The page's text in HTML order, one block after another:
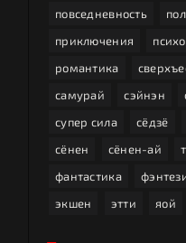
повседневность
приключения
романтика
самурай
сэйнэн
супер сила
сёдзё
сёнен
сёнен-ай
фантастика
экшен
этти яой